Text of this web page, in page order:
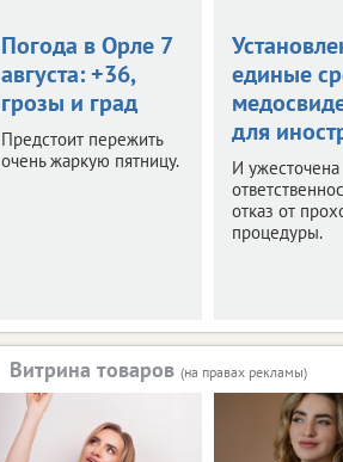
Погода в Орле 7
августа: +36,
грозы и град
Предстоит пережить
очень жаркую пятницу.
единые
для
И ужесточена
отказ от
процедуры.
Витрина товаров (на правах рекламы)